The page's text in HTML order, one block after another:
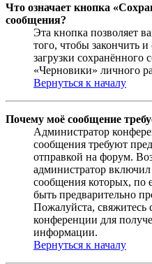
Что означает кнопка
сообщения?
Эта кнопка позволяет
того, чтобы закончить
загрузки сохранённого
«Черновики» личного
Вернуться к началу
Почему моё сообщение
Администратор
сообщения требуют
отправкой на форум.
администратор включил
сообщения которых,
быть предварительно
Пожалуйста, свяжитесь
конференции для
информации.
Вернуться к началу